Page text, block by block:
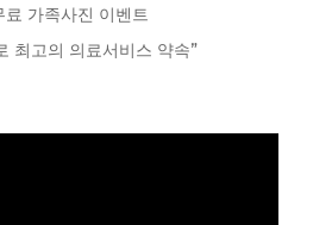
가족사진 이벤트
최고의 의료서비스 약속”